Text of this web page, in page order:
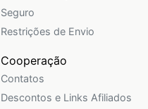
Seguro
Restrições de Envio
Cooperação
Contatos
Descontos e Links Afiliados